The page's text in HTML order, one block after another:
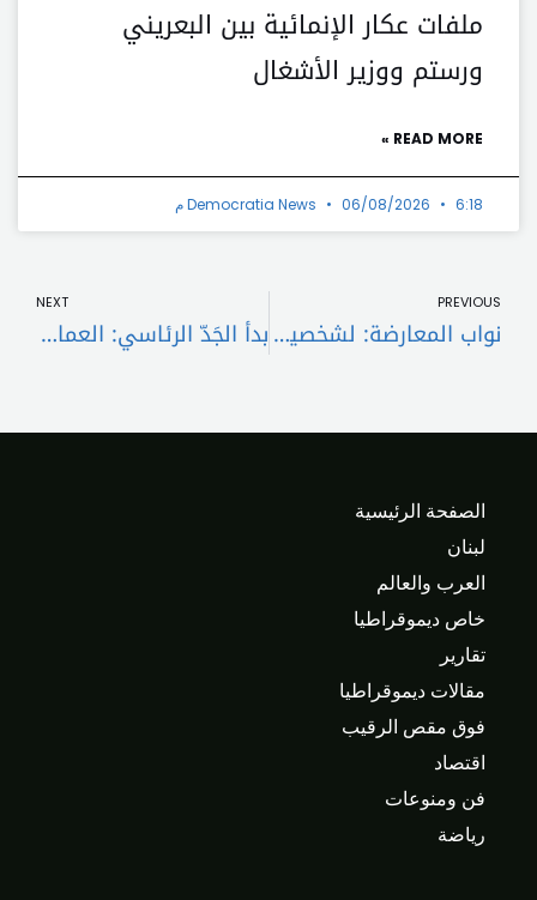
ملفات عكار الإنمائية بين البعريني
ورستم ووزير الأشغال
READ MORE »
Democratia News 06/08/2026 6:18 م
PREVIOUS
نواب المعارضة: لشخصية قادرة على قياس متطلبات المرحلة
NEXT
بدأ الجَدّ الرئاسي: العماد أو اللواء؟
الصفحة الرئيسية
لبنان
العرب والعالم
خاص ديموقراطيا
تقارير
مقالات ديموقراطيا
فوق مقص الرقيب
اقتصاد
فن ومنوعات
رياضة